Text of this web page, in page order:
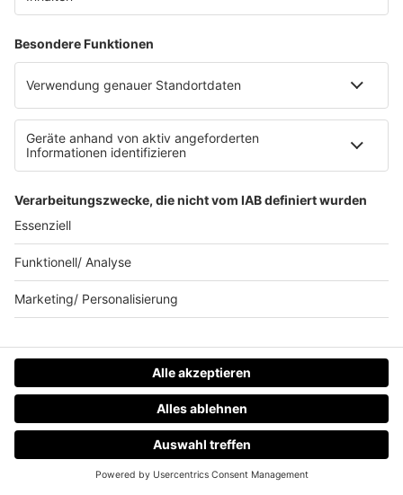
HOME RADIOS MENÜ
26.05.2023
#162 - TODESURSACHE - DER FORENSIKER
(MARK BENECKE) - TEIL 1
INFO
19.05.2023
#161 - TODESURSACHE - DÉJÀ-VU
INFO
#160 - TODESURSACHE - ATTACKE AUF DIE
EINSATZKRÄFTE
08.05.2023
WIEDERHOLUNGSTÄTER
INFO
28.04.2023 Folge 158
#158 - TODESURSACHE - DER
LÜGENBARON
INFO
21.04.2023